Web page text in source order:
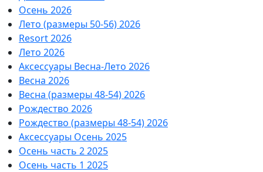
Осень 2026
Лето (размеры 50-56) 2026
Resort 2026
Лето 2026
Аксессуары Весна-Лето 2026
Весна 2026
Весна (размеры 48-54) 2026
Рождество 2026
Рождество (размеры 48-54) 2026
Аксессуары Осень 2025
Осень часть 2 2025
Осень часть 1 2025